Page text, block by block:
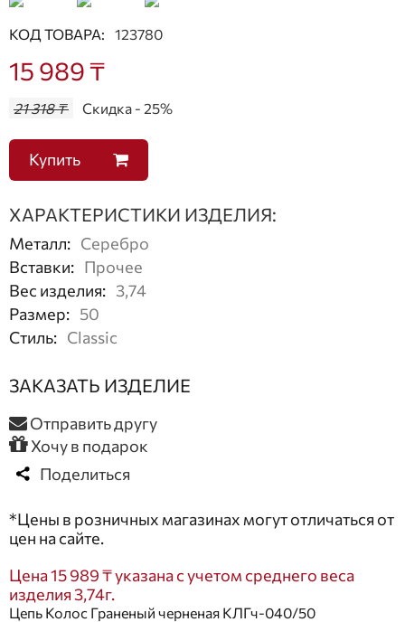
КОД ТОВАРА: 123780
15 989 ₸
21 318 ₸ Скидка - 25%
Купить
ХАРАКТЕРИСТИКИ ИЗДЕЛИЯ:
Металл: Серебро
Вставки: Прочее
Вес изделия: 3,74
Размер: 50
Стиль: Classic
ЗАКАЗАТЬ ИЗДЕЛИЕ
Отправить другу
Хочу в подарок
Поделиться
*Цены в розничных магазинах могут отличаться от
цен на сайте.
Цена 15 989 ₸ указана с учетом среднего веса
изделия 3,74г.
Цепь Колос Граненый черненая КЛГч-040/50